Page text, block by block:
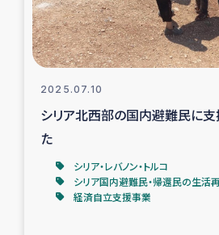
漁業復興支
インターン・ボラン
ガザ空爆被災者への食料支
2025.07.10
シリア北西部の国内避難民に
た
シリア・レバノン・トルコ
シリア国内避難民・帰還民の生活
経済自立支援事業